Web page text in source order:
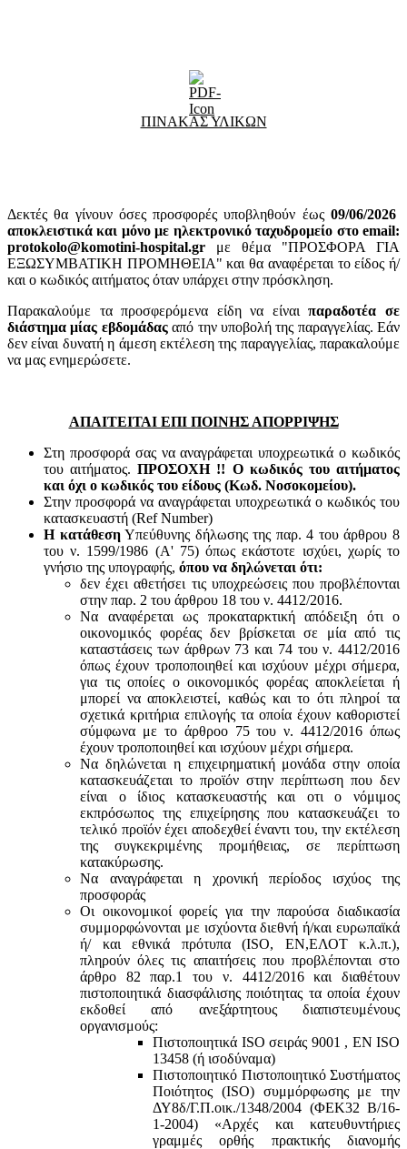
ΠΙΝΑΚΑΣ ΥΛΙΚΩΝ
Δεκτές θα γίνουν όσες προσφορές υποβληθούν έως 09/06/2026
αποκλειστικά και μόνο με ηλεκτρονικό ταχυδρομείο στο email:
protokolo@komotini-hospital.gr με θέμα "ΠΡΟΣΦΟΡΑ ΓΙΑ
ΕΞΩΣΥΜΒΑΤΙΚΗ ΠΡΟΜΗΘΕΙΑ" και θα αναφέρεται το είδος ή/
και ο κωδικός αιτήματος όταν υπάρχει στην πρόσκληση.
Παρακαλούμε τα προσφερόμενα είδη να είναιπαραδοτέα σε
διάστημα μίας εβδομάδαςαπό την υποβολή της παραγγελίας. Εάν
δεν είναι δυνατή η άμεση εκτέλεση της παραγγελίας, παρακαλούμε
να μας ενημερώσετε.
ΑΠΑΙΤΕΙΤΑΙ ΕΠΙ ΠΟΙΝΗΣ ΑΠΟΡΡΙΨΗΣ
Στη προσφορά σας να αναγράφεται υποχρεωτικά ο κωδικός
του αιτήματος.ΠΡΟΣΟΧΗ !! Ο κωδικός του αιτήματος
και όχι ο κωδικός του είδους (Κωδ. Νοσοκομείου).
Στην προσφορά να αναγράφεται υποχρεωτικά ο κωδικός του
κατασκευαστή (Ref Number)
Η κατάθεσηΥπεύθυνης δήλωσης της παρ. 4 του άρθρου 8
του ν. 1599/1986 (Α' 75) όπως εκάστοτε ισχύει, χωρίς το
γνήσιο της υπογραφής, όπου να δηλώνεται ότι:
δεν έχει αθετήσει τις υποχρεώσεις που προβλέπονται
στην παρ. 2 του άρθρου 18 του ν. 4412/2016.
Να αναφέρεται ως προκαταρκτική απόδειξη ότι ο
οικονομικός φορέας δεν βρίσκεται σε μία από τις
καταστάσεις των άρθρων 73 και 74 του ν. 4412/2016
όπως έχουν τροποποιηθεί και ισχύουν μέχρι σήμερα,
για τις οποίες ο οικονομικός φορέας αποκλείεται ή
μπορεί να αποκλειστεί, καθώς και το ότι πληροί τα
σχετικά κριτήρια επιλογής τα οποία έχουν καθοριστεί
σύμφωνα με τo άρθροo 75 του ν. 4412/2016 όπως
έχουν τροποποιηθεί και ισχύουν μέχρι σήμερα.
Να δηλώνεται η επιχειρηματική μονάδα στην οποία
κατασκευάζεται το προϊόν στην περίπτωση που δεν
είναι ο ίδιος κατασκευαστής και oτι ο νόμιμος
εκπρόσωπος της επιχείρησης που κατασκευάζει το
τελικό προϊόν έχει αποδεχθεί έναντι του, την εκτέλεση
της συγκεκριμένης προμήθειας, σε περίπτωση
κατακύρωσης.
Να αναγράφεται η χρονική περίοδος ισχύος της
προσφοράς
Οι οικονομικοί φορείς για την παρούσα διαδικασία
συμμορφώνονται με ισχύοντα διεθνή ή/και ευρωπαϊκά
ή/ και εθνικά πρότυπα (ISO, ΕΝ,ΕΛΟΤ κ.λ.π.),
πληρούν όλες τις απαιτήσεις που προβλέπονται στο
άρθρο 82 παρ.1 του ν. 4412/2016 και διαθέτουν
πιστοποιητικά διασφάλισης ποιότητας τα οποία έχουν
εκδοθεί από ανεξάρτητους διαπιστευμένους
οργανισμούς:
Πιστοποιητικά ISO σειράς 9001 , ΕΝ ISO
13458 (ή ισοδύναμα)
Πιστοποιητικό Πιστοποιητικό Συστήματος
Ποιότητος (ISO) συμμόρφωσης με την
ΔΥ8δ/Γ.Π.οικ./1348/2004 (ΦΕΚ32 Β/16-
1-2004) «Αρχές και κατευθυντήριες
γραμμές ορθής πρακτικής διανομής